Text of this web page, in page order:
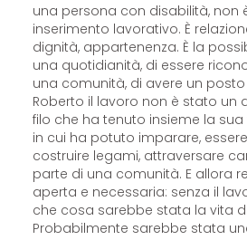
una persona con disabilità, non
inserimento lavorativo. È
dignità, appartenenza. È la
una quotidianità, di essere
una comunità, di avere un
Roberto il lavoro non è stato un
filo che ha tenuto insieme la sua
in cui ha potuto imparare,
costruire legami, attraversare
parte di una comunità. E allora
aperta e necessaria: senza il
che cosa sarebbe stata la vita
Probabilmente sarebbe stata